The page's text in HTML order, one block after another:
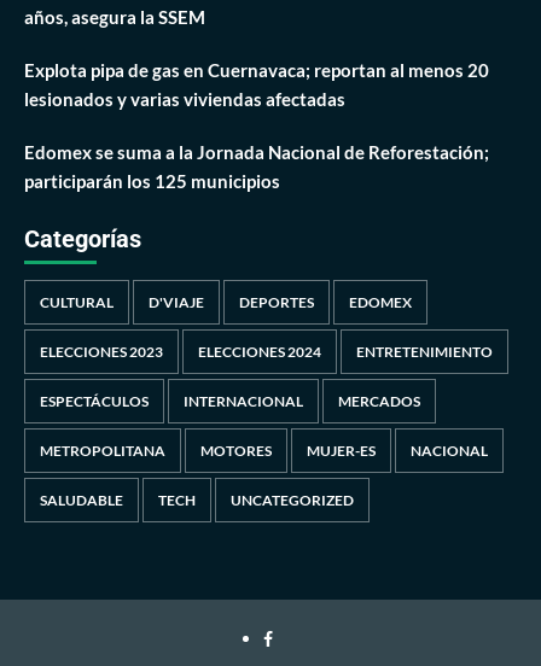
años, asegura la SSEM
Explota pipa de gas en Cuernavaca; reportan al menos 20
lesionados y varias viviendas afectadas
Edomex se suma a la Jornada Nacional de Reforestación;
participarán los 125 municipios
Categorías
CULTURAL D'VIAJE DEPORTES EDOMEX
ELECCIONES 2023 ELECCIONES 2024 ENTRETENIMIENTO
ESPECTÁCULOS INTERNACIONAL MERCADOS
METROPOLITANA MOTORES MUJER-ES NACIONAL
SALUDABLE TECH UNCATEGORIZED